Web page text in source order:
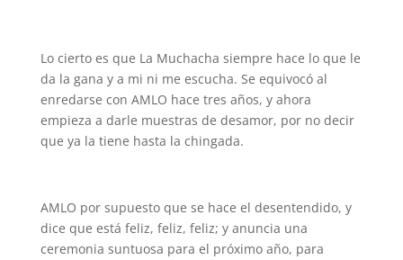
Lo cierto es que La Muchacha siempre hace lo que le
da la gana y a mi ni me escucha. Se equivocó al
enredarse con AMLO hace tres años, y ahora
empieza a darle muestras de desamor, por no decir
que ya la tiene hasta la chingada.
AMLO por supuesto que se hace el desentendido, y
dice que está feliz, feliz, feliz; y anuncia una
ceremonia suntuosa para el próximo año, para